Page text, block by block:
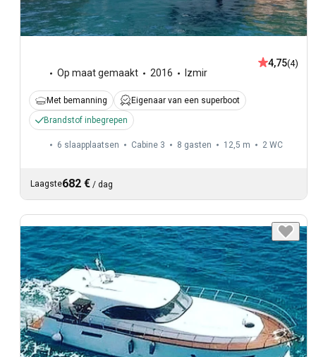
Op maat gemaakt 2016 Izmir
4,75(4)
Met bemanning
Eigenaar van een superboot
Brandstof inbegrepen
6 slaapplaatsen Cabine 3 8 gasten 12,5 m 2 WC
Laagste682 € / dag